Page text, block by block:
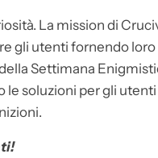
La mission di
gli utenti fornendo loro
Settimana
le soluzioni per gli